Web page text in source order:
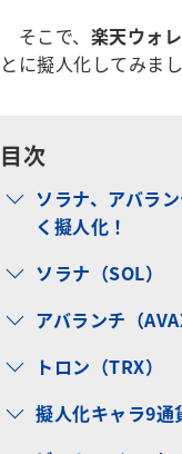
そこで、 楽天ウォ
とに擬人化してみまし
目次
ソラナ、アバラ
く擬人化！
ソラナ（SOL）
アバランチ（
トロン（TRX）
擬人化キャラ9通